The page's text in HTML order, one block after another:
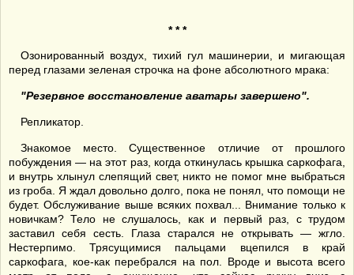
* * *
Озонированный воздух, тихий гул машинерии, и мигающая
перед глазами зеленая строчка на фоне абсолютного мрака:
"Резервное восстановление аватары завершено".
Репликатор.
Знакомое место. Существенное отличие от прошлого
побуждения — на этот раз, когда откинулась крышка саркофага,
и внутрь хлынул слепящий свет, никто не помог мне выбраться
из гроба. Я ждал довольно долго, пока не понял, что помощи не
будет. Обслуживание выше всяких похвал... Внимание только к
новичкам? Тело не слушалось, как и первый раз, с трудом
заставил себя сесть. Глаза старался не открывать — жгло.
Нестерпимо. Трясущимися пальцами вцепился в край
саркофага, кое-как перебрался на пол. Вроде и высота всего